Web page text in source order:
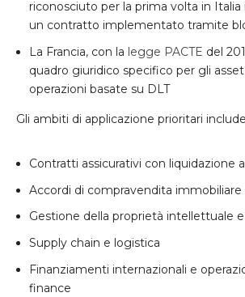
riconosciuto per la prima volta in Italia
un contratto implementato tramite
La Francia, con la legge PACTE del
quadro giuridico specifico per gli
operazioni basate su DLT
Gli ambiti di applicazione prioritari
Contratti assicurativi con liquidazione
Accordi di compravendita immobiliare
Gestione della proprietà intellettuale
Supply chain e logistica
Finanziamenti internazionali e
finance